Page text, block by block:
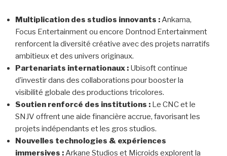
Multiplication des studios innovants : Ankama,
Focus Entertainment ou encore Dontnod Entertainment
renforcent la diversité créative avec des projets narratifs
ambitieux et des univers originaux.
Partenariats internationaux : Ubisoft continue
d’investir dans des collaborations pour booster la
visibilité globale des productions tricolores.
Soutien renforcé des institutions : Le CNC et le
SNJV offrent une aide financière accrue, favorisant les
projets indépendants et les gros studios.
Nouvelles technologies & expériences
immersives : Arkane Studios et Microids explorent la